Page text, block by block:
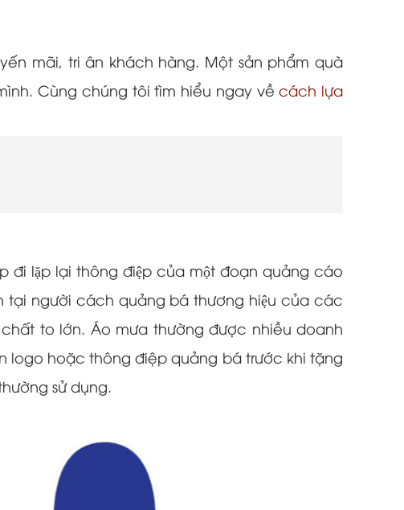
mãi, tri ân khách hàng. Một sản phẩm quà
Cùng chúng tôi tìm hiểu ngay vềcách lựa
đi lặp lại thông điệp của một đoạn quảng cáo
tại người cách quảng bá thương hiệu của các
to lớn. Áo mưa thường được nhiều doanh
logo hoặc thông điệp quảng bá trước khi tặng
sử dụng.